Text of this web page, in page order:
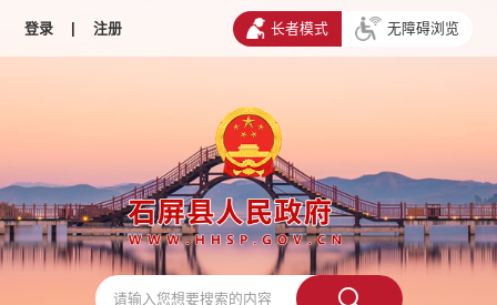
登录 | 注册 长者模式 无障碍浏览